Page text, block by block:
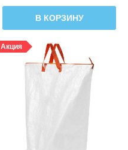
В КОРЗИНУ
Акция